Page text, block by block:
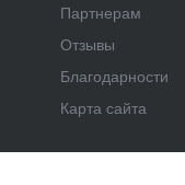
Партнерам
Отзывы
Благодарности
Карта сайта